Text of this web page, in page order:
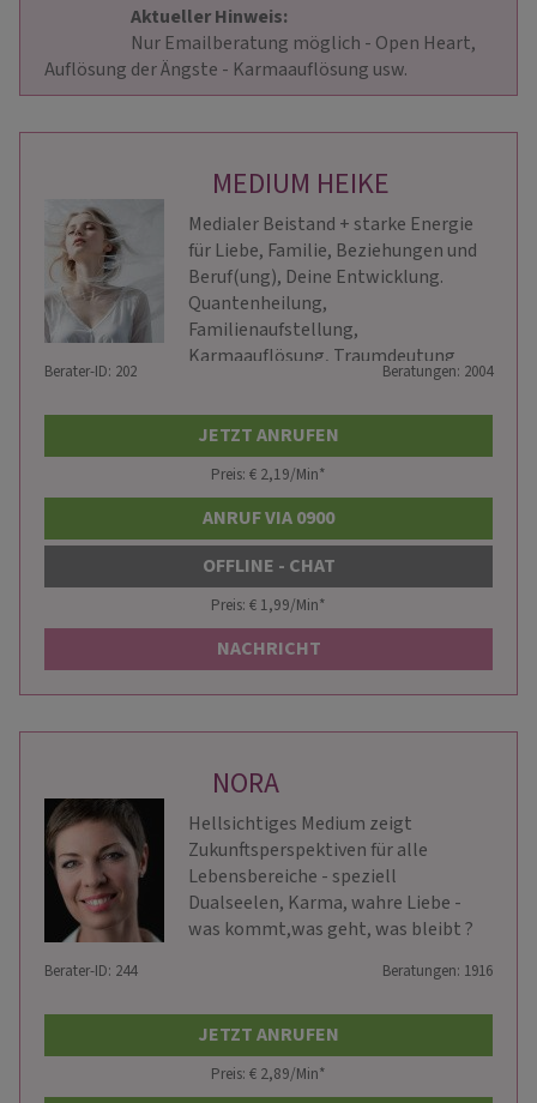
Aktueller Hinweis:
Auflösung der Ängste - Karmaauflösung usw.
MEDIUM HEIKE
Medialer Beistand + starke Energie
für Liebe, Familie, Beziehungen und
Beruf(ung), Deine Entwicklung.
Quantenheilung,
Familienaufstellung,
Karmaauflösung, Traumdeutung
Berater-ID: 202 Beratungen: 2004
JETZT ANRUFEN
Preis: € 2,19/Min*
ANRUF VIA 0900
OFFLINE - CHAT
Preis: € 1,99/Min*
NACHRICHT
NORA
Hellsichtiges Medium zeigt
Zukunftsperspektiven für alle
Lebensbereiche - speziell
Dualseelen, Karma, wahre Liebe -
was kommt,was geht, was bleibt ?
Berater-ID: 244 Beratungen: 1916
JETZT ANRUFEN
Preis: € 2,89/Min*